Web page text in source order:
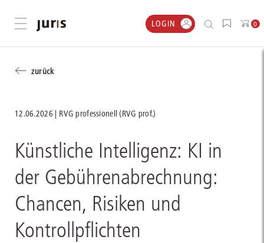
Menü öffnen LOGIN 0
zurück
12.06.2026 RVG professionell (RVG prof.)
Künstliche Intelligenz: KI in
der Gebührenabrechnung:
Chancen, Risiken und
Kontrollpflichten